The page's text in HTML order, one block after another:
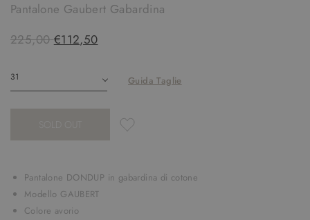
Pantalone Gaubert Gabardina
225,00 €112,50
Guida Taglie
Pantalone DONDUP in gabardina di cotone
Modello GAUBERT
Colore avorio